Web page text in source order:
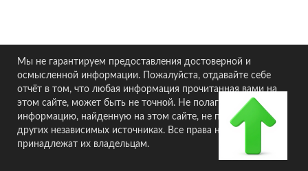
Мы не гарантируем предоставления достоверной и
осмысленной информации. Пожалуйста, отдавайте себе
отчёт в том, что любая информация прочитанная вами на
этом сайте, может быть не точной. Не полагайтесь на
информацию, найденную на этом сайте, не проверив её в
других независимых источниках. Все права на материалы
принадлежат их владельцам.